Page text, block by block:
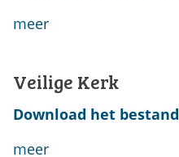
meer
Veilige Kerk
Download het bestand
meer